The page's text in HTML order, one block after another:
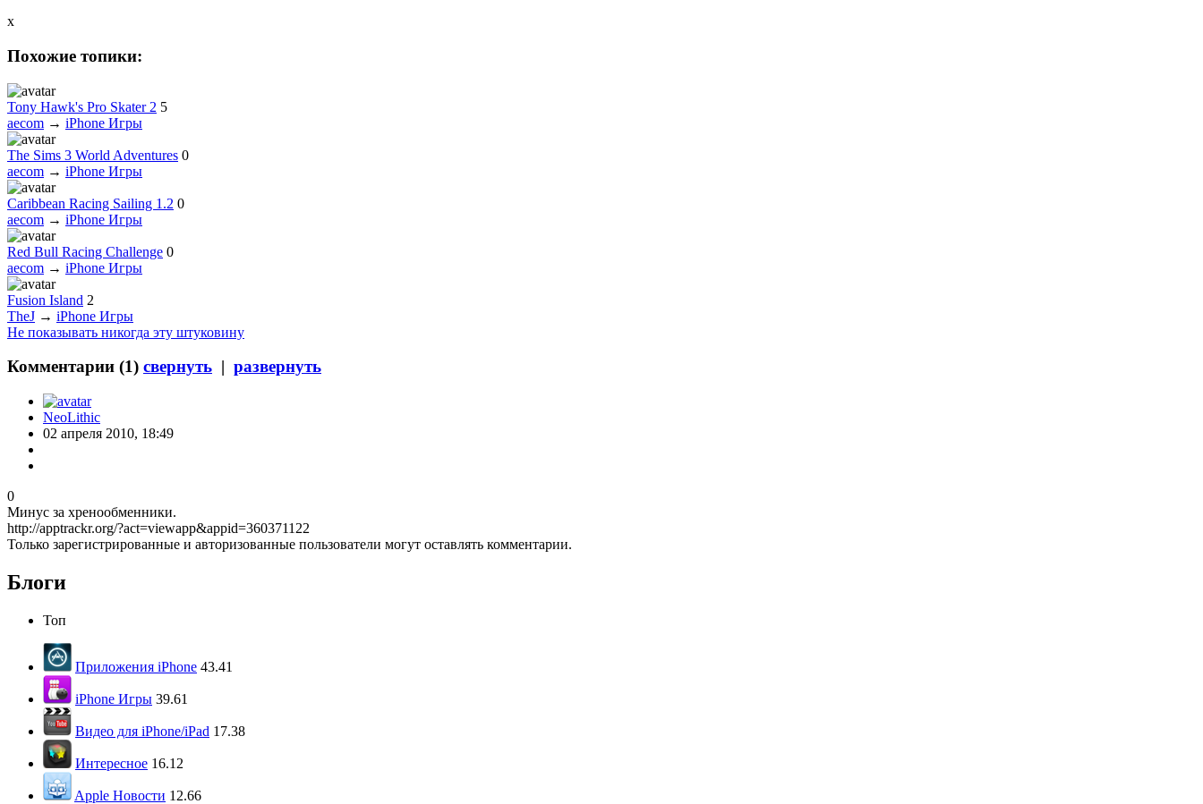
x
Похожие топики:
Tony Hawk's Pro Skater 2 5
aecom → iPhone Игры
The Sims 3 World Adventures 0
aecom → iPhone Игры
Caribbean Racing Sailing 1.2 0
aecom → iPhone Игры
Red Bull Racing Challenge 0
aecom → iPhone Игры
Fusion Island 2
TheJ → iPhone Игры
Не показывать никогда эту штуковину
Комментарии (1) свернуть | развернуть
NeoLithic
02 апреля 2010, 18:49
0
Минус за хренообменники.
http://apptrackr.org/?act=viewapp&appid=360371122
Только зарегистрированные и авторизованные пользователи могут оставлять комментарии.
Блоги
Топ
Приложения iPhone 43.41
iPhone Игры 39.61
Видео для iPhone/iPad 17.38
Интересное 16.12
Apple Новости 12.66